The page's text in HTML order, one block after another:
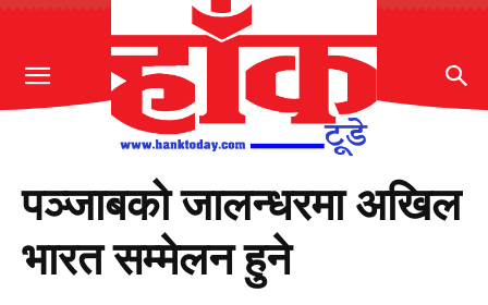
पञ्जाबको जालन्धरमा अखिल
भारत सम्मेलन हुने